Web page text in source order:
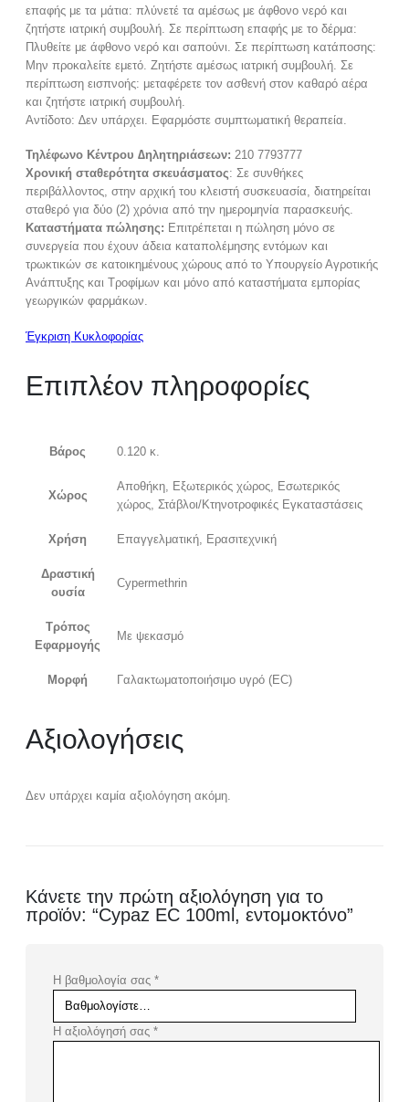
επαφής με τα μάτια: πλύνετέ τα αμέσως με άφθονο νερό και
ζητήστε ιατρική συμβουλή. Σε περίπτωση επαφής με το δέρμα:
Πλυθείτε με άφθονο νερό και σαπούνι. Σε περίπτωση κατάποσης:
Μην προκαλείτε εμετό. Ζητήστε αμέσως ιατρική συμβουλή. Σε
περίπτωση εισπνοής: μεταφέρετε τον ασθενή στον καθαρό αέρα
και ζητήστε ιατρική συμβουλή.
Αντίδοτο: ∆εν υπάρχει. Εφαρμόστε συμπτωματική θεραπεία.
Τηλέφωνο Κέντρου ∆ηλητηριάσεων: 210 7793777
Χρονική σταθερότητα σκευάσματος: Σε συνθήκες
περιβάλλοντος, στην αρχική του κλειστή συσκευασία, διατηρείται
σταθερό για δύο (2) χρόνια από την ημερομηνία παρασκευής.
Καταστήματα πώλησης: Επιτρέπεται η πώληση μόνο σε
συνεργεία που έχουν άδεια καταπολέμησης εντόμων και
τρωκτικών σε κατοικημένους χώρους από το Υπουργείο Αγροτικής
Ανάπτυξης και Τροφίμων και μόνο από καταστήματα εμπορίας
γεωργικών φαρμάκων.
Έγκριση Κυκλοφορίας
Επιπλέον πληροφορίες
Βάρος 0.120 κ.
Χώρος
Αποθήκη, Εξωτερικός χώρος, Εσωτερικός
χώρος, Στάβλοι/Κτηνοτροφικές Εγκαταστάσεις
Χρήση Επαγγελματική, Ερασιτεχνική
Δραστική
ουσία
Cypermethrin
Τρόπος
Εφαρμογής
Με ψεκασμό
Μορφή Γαλακτωματοποιήσιμο υγρό (EC)
Αξιολογήσεις
Δεν υπάρχει καμία αξιολόγηση ακόμη.
Κάνετε την πρώτη αξιολόγηση για το
προϊόν: “Cypaz EC 100ml, εντομοκτόνο”
Η βαθμολογία σας *
Η αξιολόγησή σας *